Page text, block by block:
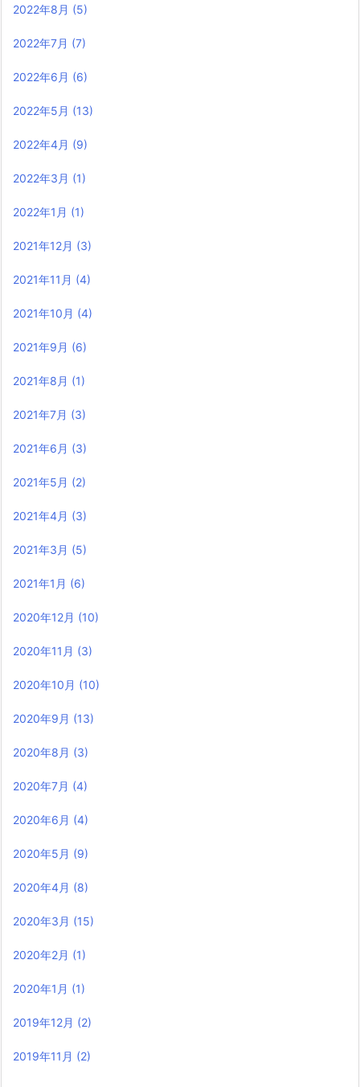
2022年8月 (5)
2022年7月 (7)
2022年6月 (6)
2022年5月 (13)
2022年4月 (9)
2022年3月 (1)
2022年1月 (1)
2021年12月 (3)
2021年11月 (4)
2021年10月 (4)
2021年9月 (6)
2021年8月 (1)
2021年7月 (3)
2021年6月 (3)
2021年5月 (2)
2021年4月 (3)
2021年3月 (5)
2021年1月 (6)
2020年12月 (10)
2020年11月 (3)
2020年10月 (10)
2020年9月 (13)
2020年8月 (3)
2020年7月 (4)
2020年6月 (4)
2020年5月 (9)
2020年4月 (8)
2020年3月 (15)
2020年2月 (1)
2020年1月 (1)
2019年12月 (2)
2019年11月 (2)